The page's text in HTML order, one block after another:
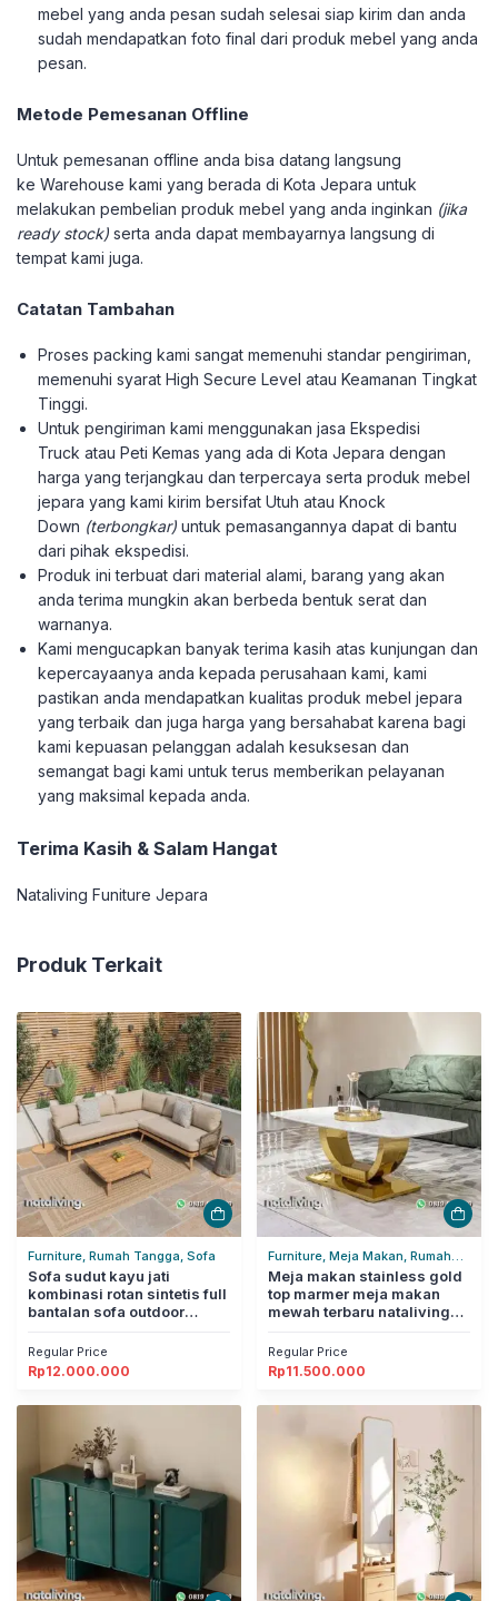
mebel yang anda pesan sudah selesai siap kirim dan anda
sudah mendapatkan foto final dari produk mebel yang anda
pesan.
Metode Pemesanan Offline
Untuk pemesanan offline anda bisa datang langsung
ke Warehouse kami yang berada di Kota Jepara untuk
melakukan pembelian produk mebel yang anda inginkan (jika
ready stock) serta anda dapat membayarnya langsung di
tempat kami juga.
Catatan Tambahan
Proses packing kami sangat memenuhi standar pengiriman,
memenuhi syarat High Secure Level atau Keamanan Tingkat
Tinggi.
Untuk pengiriman kami menggunakan jasa Ekspedisi
Truck atau Peti Kemas yang ada di Kota Jepara dengan
harga yang terjangkau dan terpercaya serta produk mebel
jepara yang kami kirim bersifat Utuh atau Knock
Down (terbongkar) untuk pemasangannya dapat di bantu
dari pihak ekspedisi.
Produk ini terbuat dari material alami, barang yang akan
anda terima mungkin akan berbeda bentuk serat dan
warnanya.
Kami mengucapkan banyak terima kasih atas kunjungan dan
kepercayaanya anda kepada perusahaan kami, kami
pastikan anda mendapatkan kualitas produk mebel jepara
yang terbaik dan juga harga yang bersahabat karena bagi
kami kepuasan pelanggan adalah kesuksesan dan
semangat bagi kami untuk terus memberikan pelayanan
yang maksimal kepada anda.
Terima Kasih & Salam Hangat
Nataliving Funiture Jepara
Produk Terkait
Furniture, Rumah Tangga, Sofa
Sofa sudut kayu jati
kombinasi rotan sintetis full
bantalan sofa outdoor
Regular Price
Rp12.000.000
Furniture, Meja Makan, Rumah
Tangga
Meja makan stainless gold
top marmer meja makan
mewah terbaru nataliving
Regular Price
Rp11.500.000